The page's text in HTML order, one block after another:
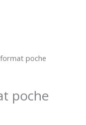
poche
poche